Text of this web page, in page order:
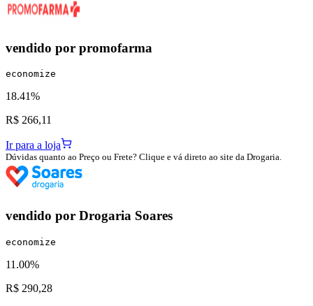
vendido por promofarma
economize
18.41%
R$ 266,11
Ir para a loja
Dúvidas quanto ao Preço ou Frete? Clique e vá direto ao site da Drogaria.
vendido por Drogaria Soares
economize
11.00%
R$ 290,28